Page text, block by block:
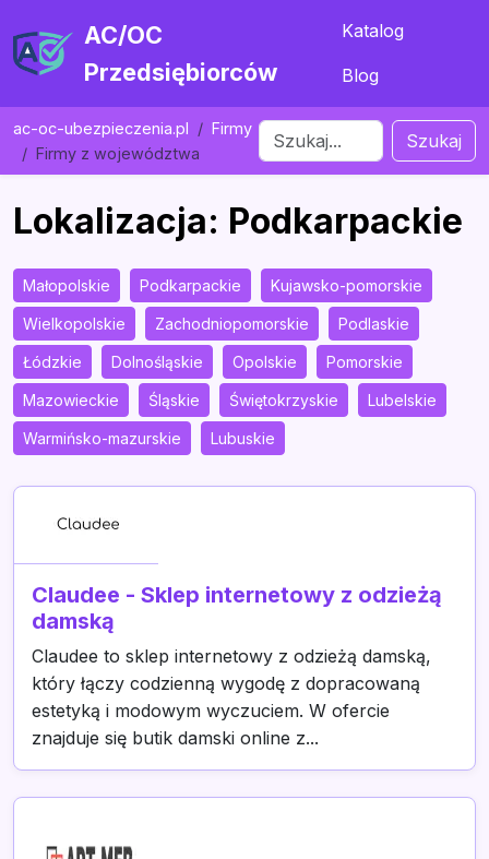
AC/OC
Przedsiębiorców
Katalog
Blog
ac-oc-ubezpieczenia.pl
Firmy
Firmy z województwa
Szukaj
Lokalizacja: Podkarpackie
Małopolskie Podkarpackie Kujawsko-pomorskie
Wielkopolskie Zachodniopomorskie Podlaskie
Łódzkie Dolnośląskie Opolskie Pomorskie
Mazowieckie Śląskie Świętokrzyskie Lubelskie
Warmińsko-mazurskie Lubuskie
Claudee - Sklep internetowy z odzieżą
damską
Claudee to sklep internetowy z odzieżą damską,
który łączy codzienną wygodę z dopracowaną
estetyką i modowym wyczuciem. W ofercie
znajduje się butik damski online z...